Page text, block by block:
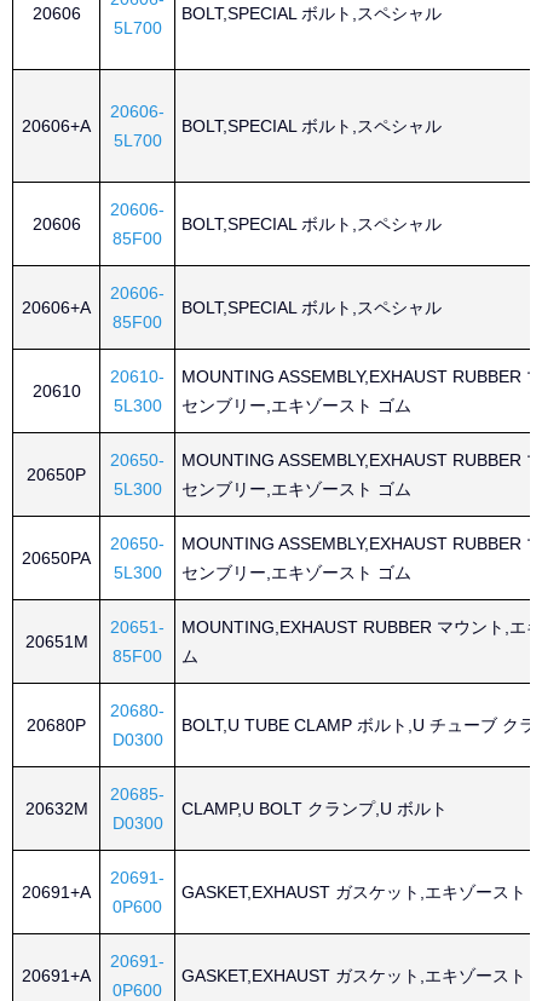
20606
5L700
BOLT,SPECIAL ボルト,スペシャル
20606+A
20606-
5L700
BOLT,SPECIAL ボルト,スペシャル
20606
20606-
85F00
BOLT,SPECIAL ボルト,スペシャル
20606+A
20606-
85F00
BOLT,SPECIAL ボルト,スペシャル
20610
20610-
5L300
MOUNTING ASSEMBLY,EXHAUST RUBBER
センブリー,エキゾースト ゴム
20650P
20650-
5L300
MOUNTING ASSEMBLY,EXHAUST RUBBER
センブリー,エキゾースト ゴム
20650PA
20650-
5L300
MOUNTING ASSEMBLY,EXHAUST RUBBER
センブリー,エキゾースト ゴム
20651M
20651-
85F00
MOUNTING,EXHAUST RUBBER マウント,エ
ム
20680P
20680-
D0300
BOLT,U TUBE CLAMP ボルト,U チューブ クラ
20632M
20685-
D0300
CLAMP,U BOLT クランプ,U ボルト
20691+A
20691-
0P600
GASKET,EXHAUST ガスケット,エキゾースト
20691+A
20691-
0P600
GASKET,EXHAUST ガスケット,エキゾースト